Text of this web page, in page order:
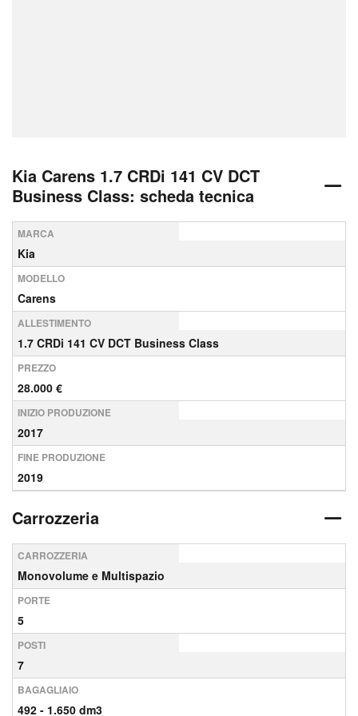
Kia Carens 1.7 CRDi 141 CV DCT
Business Class: scheda tecnica
MARCA
Kia
MODELLO
Carens
ALLESTIMENTO
1.7 CRDi 141 CV DCT Business Class
PREZZO
28.000 €
INIZIO PRODUZIONE
2017
FINE PRODUZIONE
2019
Carrozzeria
CARROZZERIA
Monovolume e Multispazio
PORTE
5
POSTI
7
BAGAGLIAIO
492 - 1.650 dm3